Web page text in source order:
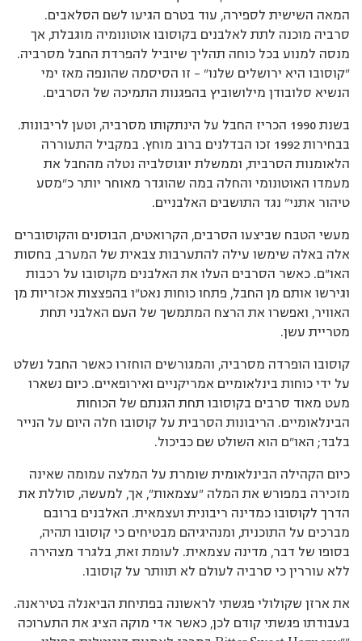
המאה השישית לספירה, עוד בטרם הגיעו לשם הסלאבים.
סרביה מוכנה לתת לאלבנים בקוסובו אוטונומיה מוגבלת, אך
מנסה למנוע בכל כוחה תהליך שיוביל להפרדת החבל מסרביה.
”קוסובו היא ירושלים שלנו” – זו הסיסמה שהונפה מאז ימי
הנשיא סלובודן מילושוביץ בהפגנות התמיכה של הסרבים.
בשנת 1990 הכריז החבל על הינתקותו מסרביה, וטען לריבונות.
בבחירות 1992 זכו הבדלנים ברוב מוחץ. במקביל התעוררה
הלאומנות הסרבית, וממשלת יוגוסלביה נטלה מהחבל את
מעמדו האוטונומי והחלה במה שהוגדר מאוחר יותר כ”מסע
טיהור אתני” נגד התושבים האלבניים.
מעשי הטבח שביצעו הסרבים, הקרואטים, הבוסנים והקוסוברים
אלה באלה שימשו עילה להתערבות צבאית של המערב, בחסות
האו”ם. כאשר הסרבים העלו את האלבנים מקוסובו על רכבות
וגירשו אותם מן החבל, פתחו כוחות נאט”ו בהפצצות אכזריות מן
האוויר, ואפשרו את הרצח המתמשך של העם האלבני תחת
מטריית עשן.
קוסובו הופרדה מסרביה, והמגורשים הוחזרו כאשר החבל נשלט
על ידי כוחות בינלאומיים אמריקניים ואירופאיים. כיום נשארו
מעט מאוד סרבים בקוסובו תחת הגנתם של הכוחות
הבינלאומיים. הריבונות הסרבית על קוסובו חלה היום על הנייר
בלבד; האו”ם הוא השולט שם כביכול.
כיום הקהילה הבינלאומית שומרת על המלצה עמומה שאינה
מזכירה במפורש את המלה ”עצמאות”, אך, למעשה, סוללת את
הדרך לקוסובו כמדינה ריבונית ועצמאית. האלבנים ברובם
מברכים על התוכנית, ומנהיגיהם מבטיחים כי קוסובו תהיה,
בסופו של דבר, מדינה עצמאית. לעומת זאת, בלגרד מצהירה
ללא עוררין כי סרביה לעולם לא תוותר על קוסובו.
את ארזן שקולולי פגשתי לראשונה בפתיחת הביאנלה בטיראנה.
בעבודתו פגשתי קודם לכן, כאשר אדי מוקה הציג את התערוכה